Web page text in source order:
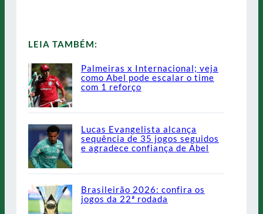
LEIA TAMBÉM:
Palmeiras x Internacional; veja
como Abel pode escalar o time
com 1 reforço
Lucas Evangelista alcança
sequência de 35 jogos seguidos
e agradece confiança de Abel
Brasileirão 2026: confira os
jogos da 22ª rodada